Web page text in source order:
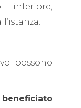
inferiore,
possono